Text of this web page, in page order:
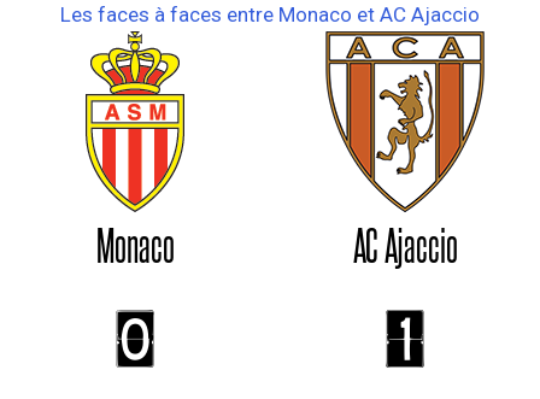
Les faces à faces entre Monaco et AC Ajaccio
Monaco AC Ajaccio
0 1